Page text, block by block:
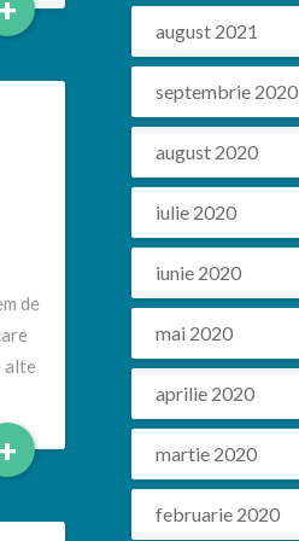
+
More
de
alte
+Read
More
august 2021
septembrie 2020
august 2020
iulie 2020
iunie 2020
mai 2020
aprilie 2020
martie 2020
februarie 2020